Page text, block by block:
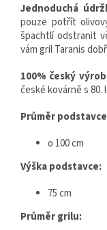
Jednoduchá
pouze potřít
špachtlí odstranit
vám gril Taranis
100% český
české kovárně s
Průměr
o 100 cm
Výška podstavce:
75 cm
Průměr grilu: